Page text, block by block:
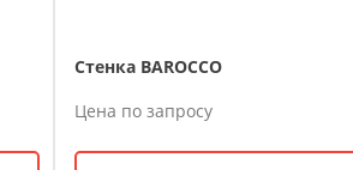
Стенка BAROCCO
Цена по запросу